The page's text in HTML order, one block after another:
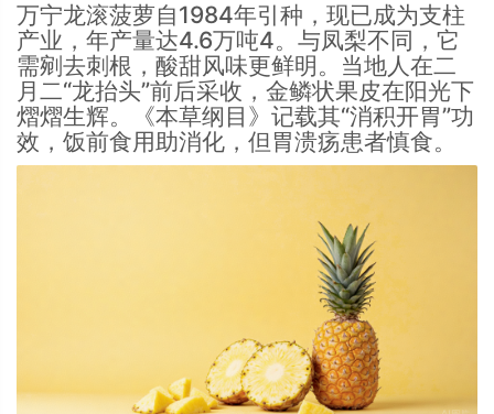
万宁龙滚菠萝自1984年引种，现已成为支柱
产业，年产量达4.6万吨4。与凤梨不同，它
需剜去刺根，酸甜风味更鲜明。当地人在二
月二“龙抬头”前后采收，金鳞状果皮在阳光下
熠熠生辉。《本草纲目》记载其“消积开胃”功
效，饭前食用助消化，但胃溃疡患者慎食。